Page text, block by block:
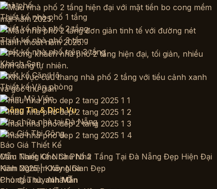
Nhà phố
Thiết kế nhà phố 1 tầng
Thiết kế nhà phố 2 tầng
Thiết kế nhà phố 3 tầng
Thiết kế nhà phố trên 3 tầng
Khách Sạn
Thiết kế Căn Hộ
Thiết kế Văn phòng
Thẩm Mỹ Viện
Thông Tin & Dịch Vụ
Sửa chữa nhà tại Đà Nẵng
Báo Giá Thi Công
Báo Giá Thiết Kế
Cẩm Nang Cho Chủ Nhà
Kinh Nghiệm Xây Nhà
Phong Thủy Nhà Ở
Mẫu Thiết Kế Nhà Phố 2 Tầng Tại Đà Nẵng Đẹp Hiện Đại
Năm 2025 | Không Gian Đẹp
Chủ đầu tư:anh Mẫn